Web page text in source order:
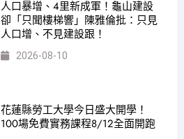
人口暴增、4里新成軍！龜山建設
卻「只聞樓梯響」陳雅倫批：只見
人口增、不見建設跟！
2026-08-10
花蓮縣勞工大學今日盛大開學！
100場免費實務課程8/12全面開跑